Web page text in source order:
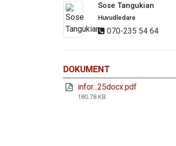
Sose Tangukian
Huvudledare
070-235 54 64
DOKUMENT
infor...25docx.pdf
180.78 KB